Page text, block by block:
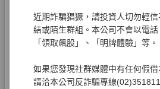
近期詐騙猖獗，請投資人切勿輕
結或陌生群組。本公司不會以電
「領取飆股」、「明牌體驗」等。
如果您發現社群媒體中有任何假借
請洽本公司反詐騙專線